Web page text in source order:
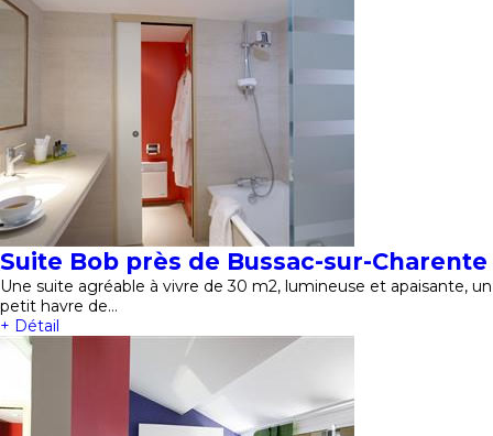
Suite Bob près de Bussac-sur-Charente
Une suite agréable à vivre de 30 m2, lumineuse et apaisante, un
petit havre de…
+ Détail